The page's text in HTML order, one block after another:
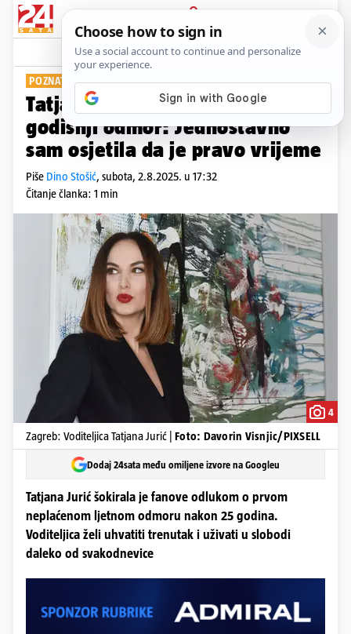
PRIJAVA
Show Komentari
POZNATA VODITELJICA
Tatjana Jurić otišla na neplaćeni
godišnji odmor: Jednostavno
sam osjetila da je pravo vrijeme
Piše Dino Stošić, subota, 2.8.2025. u 17:32
Čitanje članka: 1 min
4
Zagreb: Voditeljica Tatjana Jurić | Foto: Davorin Visnjic/PIXSELL
Dodaj 24sata među omiljene izvore na Googleu
Tatjana Jurić šokirala je fanove odlukom o prvom
neplaćenom ljetnom odmoru nakon 25 godina.
Voditeljica želi uhvatiti trenutak i uživati u slobodi
daleko od svakodnevice